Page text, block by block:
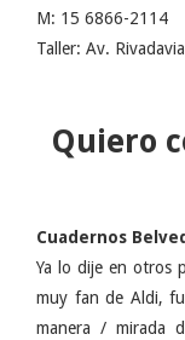
M: 15 6866-2114
Taller: Av.
Quiero
Cuadernos
Ya lo dije en otros
muy fan de Aldi,
manera / mirada